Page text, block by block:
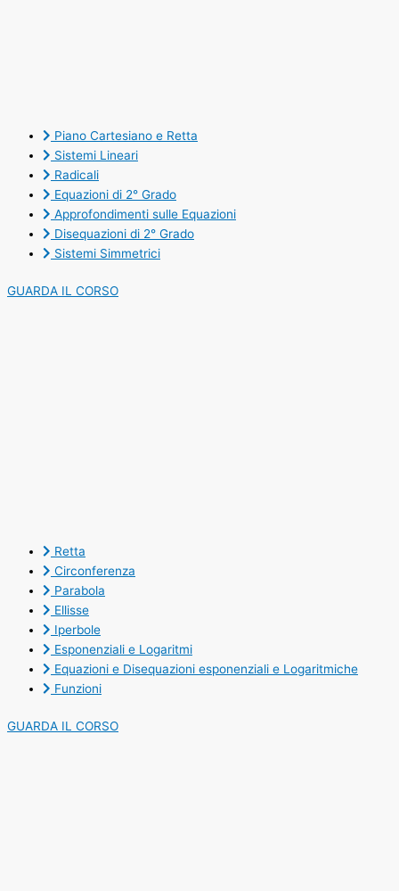
Piano Cartesiano e Retta
Sistemi Lineari
Radicali
Equazioni di 2° Grado
Approfondimenti sulle Equazioni
Disequazioni di 2° Grado
Sistemi Simmetrici
GUARDA IL CORSO
Retta
Circonferenza
Parabola
Ellisse
Iperbole
Esponenziali e Logaritmi
Equazioni e Disequazioni esponenziali e Logaritmiche
Funzioni
GUARDA IL CORSO